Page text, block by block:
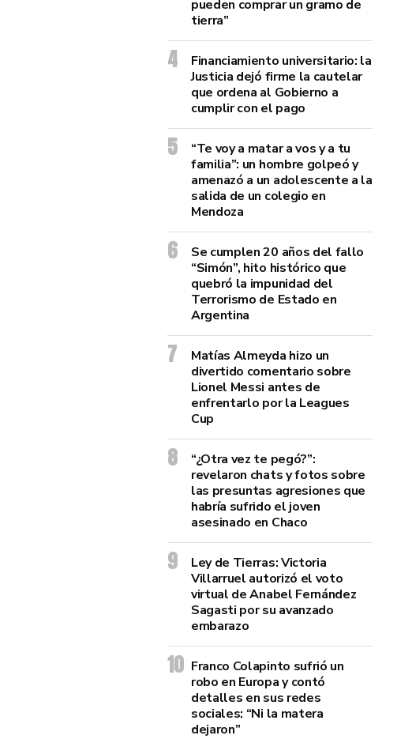
pueden comprar un gramo de
tierra”
Financiamiento universitario: la
Justicia dejó firme la cautelar
que ordena al Gobierno a
cumplir con el pago
“Te voy a matar a vos y a tu
familia”: un hombre golpeó y
amenazó a un adolescente a la
salida de un colegio en
Mendoza
Se cumplen 20 años del fallo
“Simón”, hito histórico que
quebró la impunidad del
Terrorismo de Estado en
Argentina
Matías Almeyda hizo un
divertido comentario sobre
Lionel Messi antes de
enfrentarlo por la Leagues
Cup
“¿Otra vez te pegó?”:
revelaron chats y fotos sobre
las presuntas agresiones que
habría sufrido el joven
asesinado en Chaco
Ley de Tierras: Victoria
Villarruel autorizó el voto
virtual de Anabel Fernández
Sagasti por su avanzado
embarazo
Franco Colapinto sufrió un
robo en Europa y contó
detalles en sus redes
sociales: “Ni la matera
dejaron”